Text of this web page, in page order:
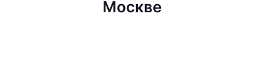
Москве